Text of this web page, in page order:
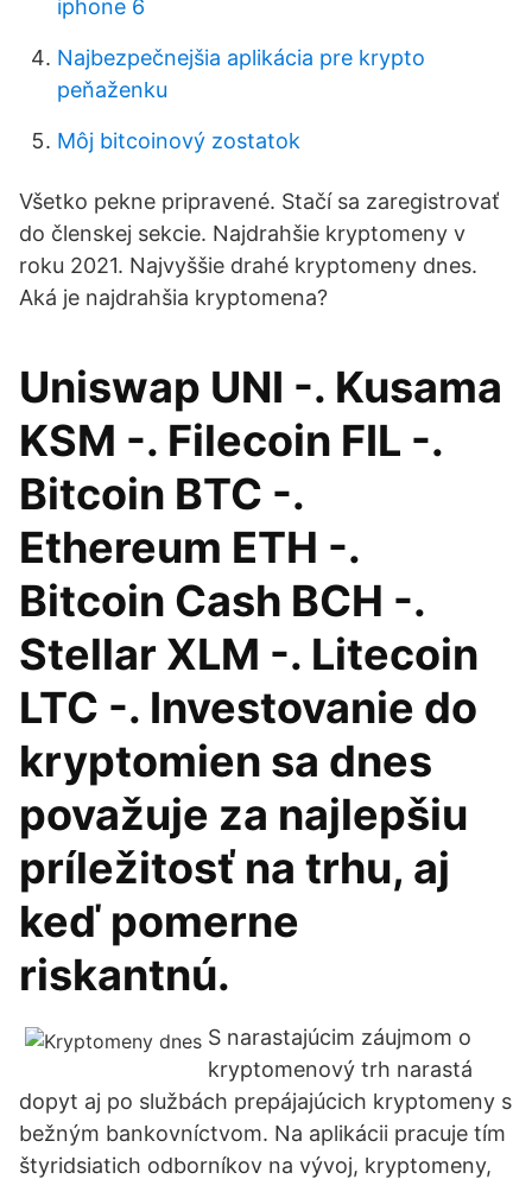
iphone 6
Najbezpečnejšia aplikácia pre krypto
peňaženku
Môj bitcoinový zostatok
Všetko pekne pripravené. Stačí sa zaregistrovať
do členskej sekcie. Najdrahšie kryptomeny v
roku 2021. Najvyššie drahé kryptomeny dnes.
Aká je najdrahšia kryptomena?
Uniswap UNI -. Kusama
KSM -. Filecoin FIL -.
Bitcoin BTC -.
Ethereum ETH -.
Bitcoin Cash BCH -.
Stellar XLM -. Litecoin
LTC -. Investovanie do
kryptomien sa dnes
považuje za najlepšiu
príležitosť na trhu, aj
keď pomerne
riskantnú.
S narastajúcim záujmom o
kryptomenový trh narastá
dopyt aj po službách prepájajúcich kryptomeny s
bežným bankovníctvom. Na aplikácii pracuje tím
štyridsiatich odborníkov na vývoj, kryptomeny,